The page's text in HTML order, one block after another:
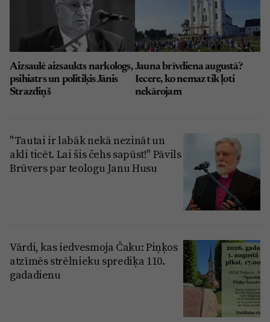
Aizsaulē aizsaukts narkologs,
psihiatrs un politiķis Jānis
Strazdiņš
Jauna brīvdiena augustā?
Iecere, ko nemaz tik ļoti
nekārojam
"Tautai ir labāk nekā nezināt un
akli ticēt. Lai šis čehs sapūst!" Pāvils
Brūvers par teologu Janu Husu
Vārdi, kas iedvesmoja Čaku: Piņķos
atzīmēs strēlnieku sprediķa 110.
gadadienu